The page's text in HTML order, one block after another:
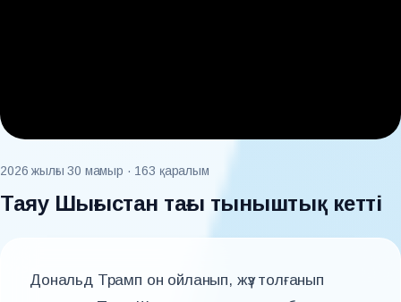
2026 жылғы 30 мамыр · 163 қаралым
Таяу Шығыстан тағы тыныштық кетті
Дональд Трамп он ойланып, жүз толғанып